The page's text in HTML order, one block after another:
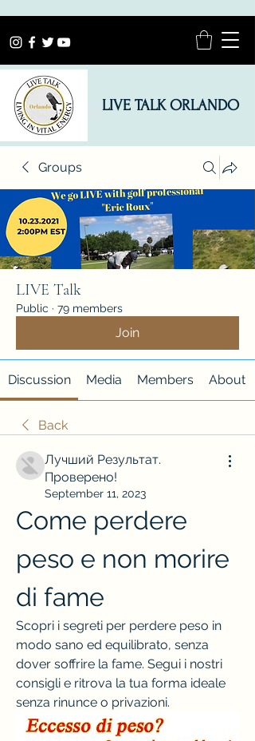
LIVE TALK ORLANDO
Groups
LIVE Talk
Public · 79 members
Join
Discussion Media Members About
Back
Лучший Результат.
Проверено!
September 11, 2023
Come perdere
peso e non morire
di fame
Scopri i segreti per perdere peso in
modo sano ed equilibrato, senza
dover soffrire la fame. Segui i nostri
consigli e ritrova la tua forma ideale
senza rinunce o privazioni.